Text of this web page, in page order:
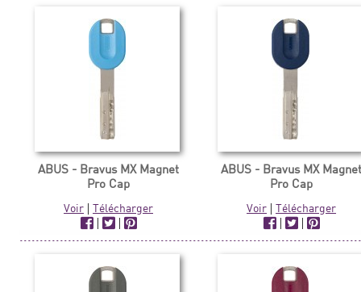
ABUS - Bravus MX Magnet
Pro Cap
Voir |Télécharger
|
|
ABUS - Bravus MX
Pro Cap
Voir |Télécharger
|
|